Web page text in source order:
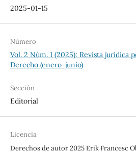
2025-01-15
Número
Vol. 2 Núm. 1 (2025): Revista jurídica
Derecho (enero-junio)
Sección
Editorial
Licencia
Derechos de autor 2025 Erik Francesc